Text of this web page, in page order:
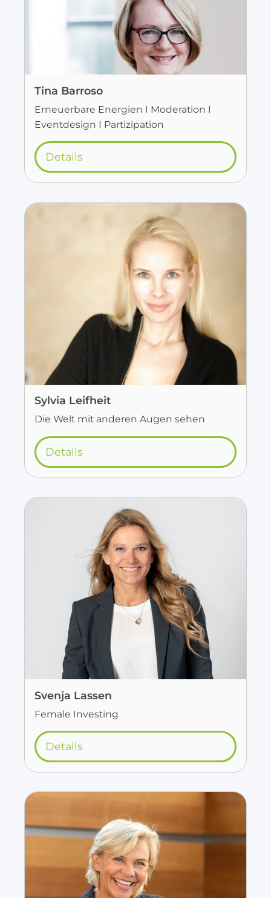
Tina Barroso
Erneuerbare Energien I Moderation I
Eventdesign I Partizipation
Details
Sylvia Leifheit
Die Welt mit anderen Augen sehen
Details
Svenja Lassen
Female Investing
Details